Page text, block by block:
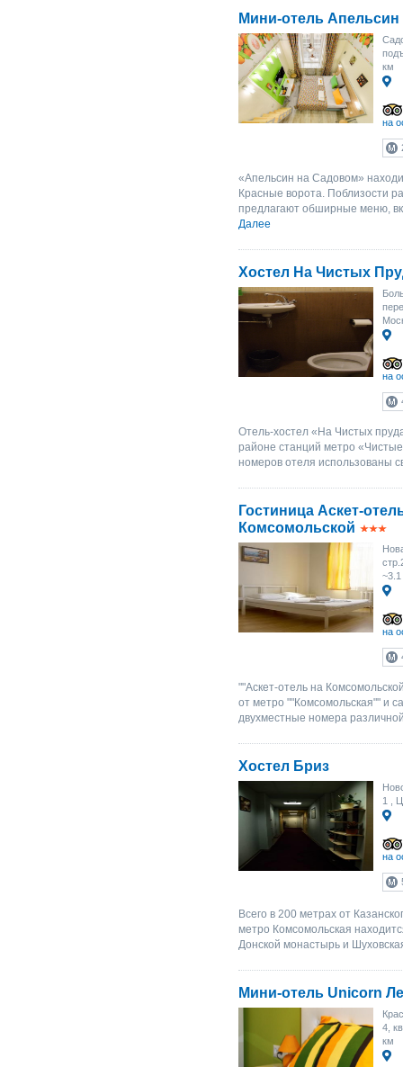
Мини-отель
км
на
«Апельсин на Садовом»
Красные ворота. Поблизости
предлагают обширные меню,
Далее
Хостел На Чистых
на
Отель-хостел «На Чистых
районе станций метро
номеров отеля использованы
Гостиница Аскет-
Комсомольской
на
""Аскет-отель на
от метро ""Комсомольская"" и
двухместные номера
Хостел Бриз
1
,
на
Всего в 200 метрах от
метро Комсомольская
Донской монастырь и
Мини-отель Unicorn
4,
км